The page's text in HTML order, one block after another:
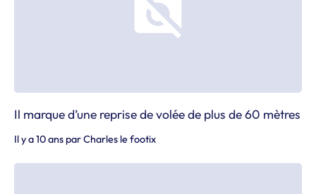
Il marque d’une reprise de volée de plus de 60 mètres
Il y a 10 ans parCharles le footix